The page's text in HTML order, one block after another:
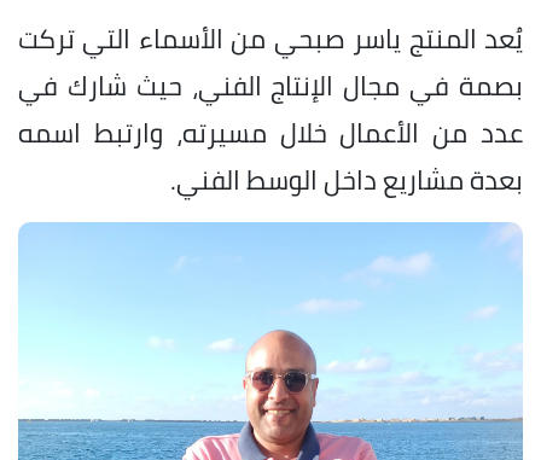
يُعد المنتج ياسر صبحي من الأسماء التي تركت
بصمة في مجال الإنتاج الفني، حيث شارك في
عدد من الأعمال خلال مسيرته، وارتبط اسمه
بعدة مشاريع داخل الوسط الفني.